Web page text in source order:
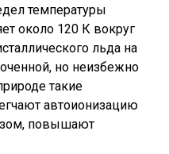
температуры
около 120 К вокруг
льда на
но неизбежно
такие
автоионизацию
повышают